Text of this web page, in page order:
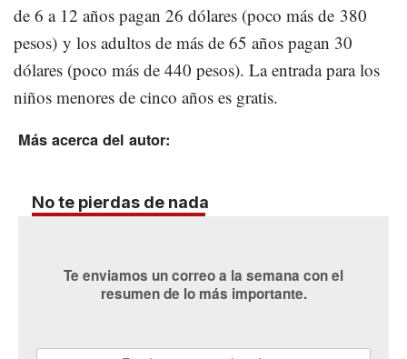
de 6 a 12 años pagan 26 dólares (poco más de 380
pesos) y los adultos de más de 65 años pagan 30
dólares (poco más de 440 pesos). La entrada para los
niños menores de cinco años es gratis.
Más acerca del autor:
No te pierdas de nada
Te enviamos un correo a la semana con el
resumen de lo más importante.